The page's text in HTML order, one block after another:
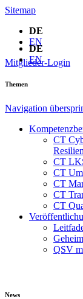
Sitemap
DE
EN
Mitglieder-Login
DE
EN
Themen
Navigation
CT
CT
CT
CT
CT
CT
QSV
News